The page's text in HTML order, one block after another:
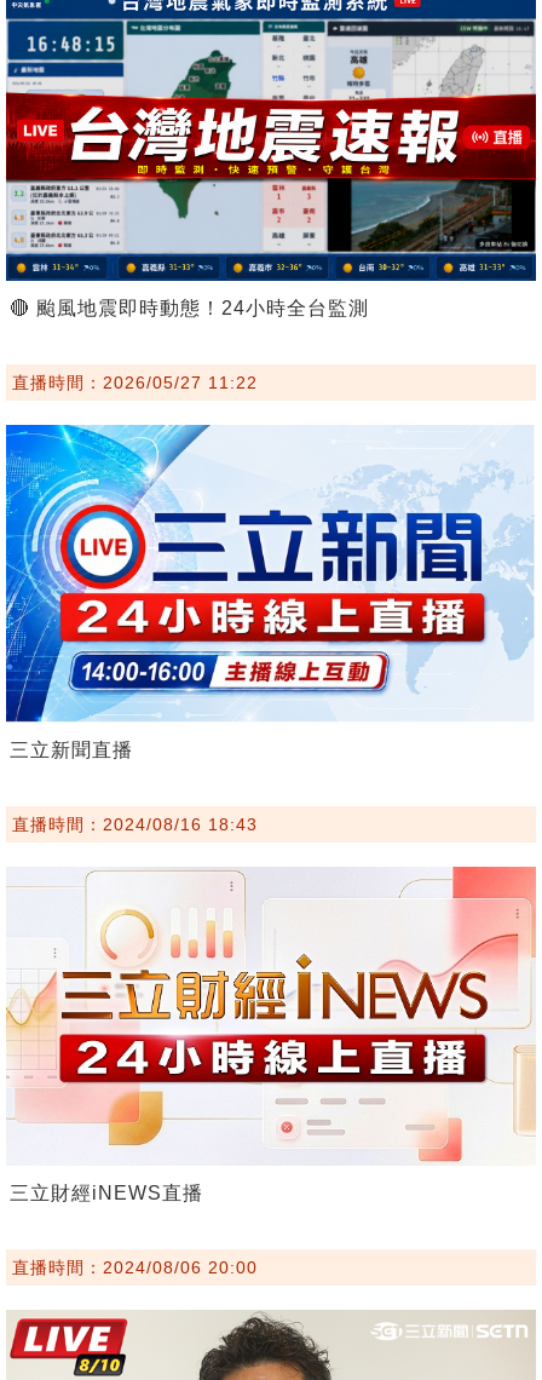
🔴 颱風地震即時動態！24小時全台監測
直播時間：2026/05/27 11:22
三立新聞直播
直播時間：2024/08/16 18:43
三立財經iNEWS直播
直播時間：2024/08/06 20:00